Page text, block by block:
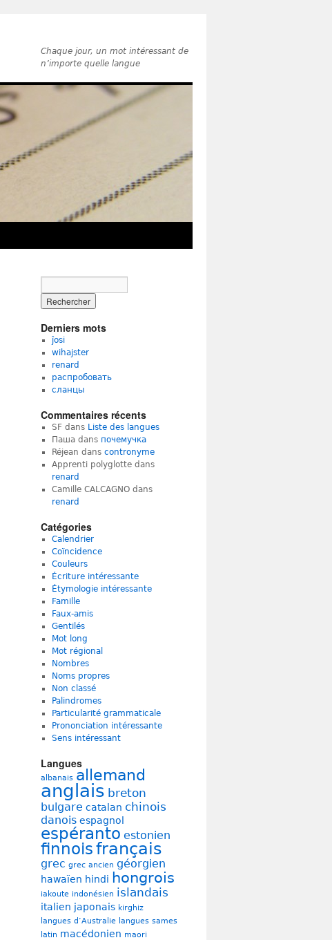
Chaque jour, un mot intéressant de
n’importe quelle langue
Derniers mots
ĵosi
wihajster
renard
распробовать
сланцы
Commentaires récents
SFdans Liste des langues
Пашаdans почемучка
Réjean dans contronyme
Apprenti polyglottedans
renard
Camille CALCAGNOdans
renard
Catégories
Calendrier
Coïncidence
Couleurs
Écriture intéressante
Étymologie intéressante
Famille
Faux-amis
Gentilés
Mot long
Mot régional
Nombres
Noms propres
Non classé
Palindromes
Particularité grammaticale
Prononciation intéressante
Sens intéressant
Langues
albanais allemand
anglais breton
bulgare catalan chinois
danois espagnol
espéranto estonien
finnoisfrançais
grec grec ancien géorgien
hawaïen hindi hongrois
iakoute indonésien islandais
italien japonais kirghiz
langues d’Australie langues sames
latin macédonien maori